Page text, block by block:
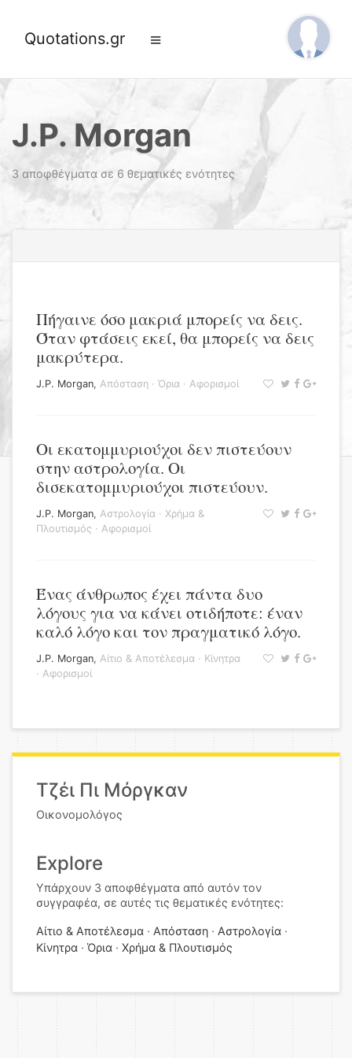
Quotations.gr
J.P. Morgan
3 αποφθέγματα σε 6 θεματικές ενότητες
Πήγαινε όσο μακριά μπορείς να δεις.
Όταν φτάσεις εκεί, θα μπορείς να δεις
μακρύτερα.
J.P. Morgan, Απόσταση · Όρια · Αφορισμοί
Οι εκατομμυριούχοι δεν πιστεύουν
στην αστρολογία. Οι
δισεκατομμυριούχοι πιστεύουν.
J.P. Morgan, Αστρολογία · Χρήμα &
Πλουτισμός · Αφορισμοί
Ένας άνθρωπος έχει πάντα δυο
λόγους για να κάνει οτιδήποτε: έναν
καλό λόγο και τον πραγματικό λόγο.
J.P. Morgan, Αίτιο & Αποτέλεσμα · Κίνητρα
· Αφορισμοί
Τζέι Πι Μόργκαν
Οικονομολόγος
Explore
Υπάρχουν 3 αποφθέγματα από αυτόν τον
συγγραφέα, σε αυτές τις θεματικές ενότητες:
Αίτιο & Αποτέλεσμα Απόσταση
Αστρολογία
Κίνητρα
Όρια Χρήμα & Πλουτισμός